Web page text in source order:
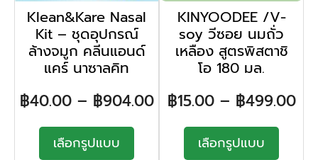
Klean&Kare Nasal
Kit – ชุดอุปกรณ์
ล้างจมูก คลีนแอนด์
แคร์ นาซาลคิท
฿40.00 – ฿904.00
เลือกรูปแบบ
KINYOODEE /V-
soy วีซอย นมถั่ว
เหลือง สูตรพิสตาชิ
โอ 180 มล.
฿15.00 – ฿499.00
เลือกรูปแบบ